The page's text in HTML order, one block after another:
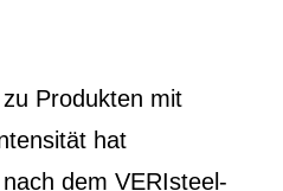
Produkten mit
hat
dem VERIsteel-